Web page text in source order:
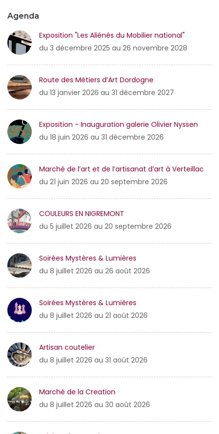
Agenda
Exposition "Les Aliénés du Mobilier national"
du 3 décembre 2025 au 26 novembre 2028
Route des Métiers d’Art Dordogne
du 13 janvier 2026 au 31 décembre 2027
Exposition - Inauguration galerie Olivier Nyssen
du 18 juin 2026 au 31 décembre 2026
Marché de l’art et de l’artisanat d’art à Verteillac
du 21 juin 2026 au 20 septembre 2026
COULEURS EN NIGREMONT
du 5 juillet 2026 au 20 septembre 2026
Soirées Mystères & Lumières
du 8 juillet 2026 au 26 août 2026
Soirées Mystères & Lumières
du 8 juillet 2026 au 21 août 2026
Artisan coutelier
du 8 juillet 2026 au 31 août 2026
Marché de la Creation
du 8 juillet 2026 au 30 août 2026